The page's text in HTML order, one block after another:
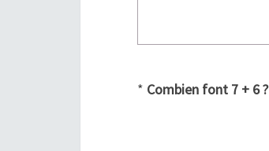
* Combien font 7 + 6 ?